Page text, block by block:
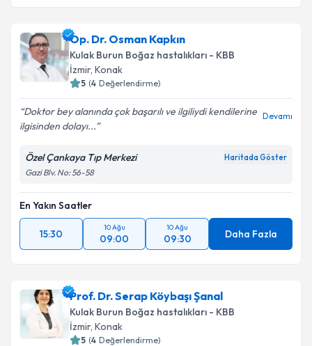
Op. Dr. Osman Kapkın
Kulak Burun Boğaz hastalıkları - KBB
İzmir, Konak
5 (4 Değerlendirme)
Doktor bey alanında çok başarılı ve ilgiliydi kendilerine
ilgisinden dolayı...
Devamı
Özel Çankaya Tıp Merkezi Haritada Göster
Gazi Blv. No: 56-58
En Yakın Saatler
15:30
10 Ağu
09:00
10 Ağu
09:30 Daha Fazla
Prof. Dr. Serap Köybaşı Şanal
Kulak Burun Boğaz hastalıkları - KBB
İzmir, Konak
5 (4 Değerlendirme)